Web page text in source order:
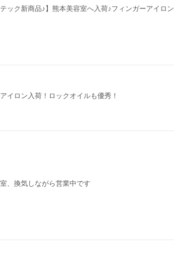
テック新商品♪】熊本美容室へ入荷♪フィンガーアイロン
イロン入荷！ロックオイルも優秀！
、換気しながら営業中です